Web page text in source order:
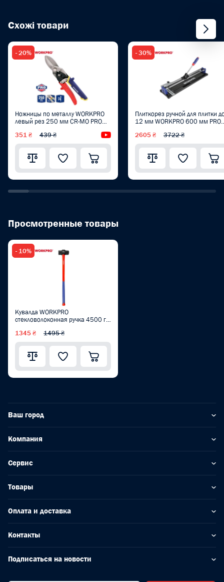
Схожі товари
- 20%
Ножницы по металлу WORKPRO
левый рез 250 мм CR-MO PRO
351 ₴ 439 ₴ Видеообзор
- 30%
Плиткорез ручной для плитки
12 мм WORKPRO 600 мм PRO
2605 ₴ 3722 ₴
Просмотренные товары
- 10%
Кувалда WORKPRO
стекловолоконная ручка 4500 г
1345 ₴ 1495 ₴
Ваш город
Компания
Сервис
Товары
Оплата и доставка
Контакты
Подписаться на новости